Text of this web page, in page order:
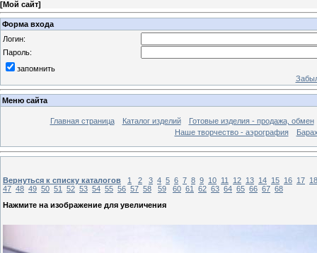
[Мой сайт]
Форма входа
Логин:
Пароль:
запомнить
Меню сайта
Главная страница Каталог изделий
Готовые изделия - продажа, обмен
Наше творчество - аэрография
Вернуться к списку каталогов 1 2 3 4 5 6 7 8 9 10 11 12 13 14 15 16 17 18
47 48 49 50 51 52 53 54 55 56 57 58 59 60 61 62 63 64 65 66 67 68
Нажмите на изображение для увеличения